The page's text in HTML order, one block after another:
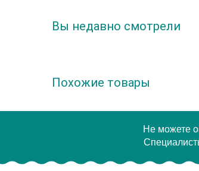
Вы недавно смотрели
Похожие товары
Не можете